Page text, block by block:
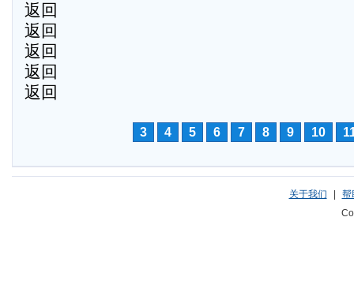
返回
返回
返回
返回
返回
3 4 5 6 7 8 9 10
关于我们
帮